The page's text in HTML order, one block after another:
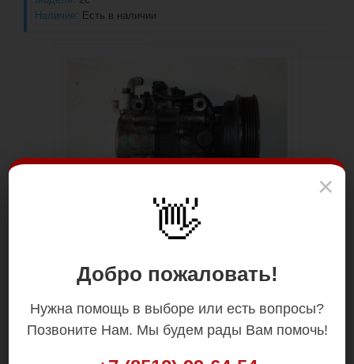
×
👋
Добро пожаловать!
Нужна помощь в выборе или есть вопросы?
Позвоните Нам. Мы будем рады Вам помочь!
Наличие: Есть в наличии